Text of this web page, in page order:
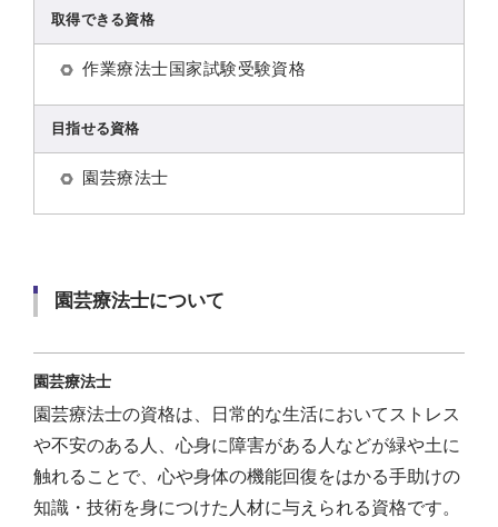
取得できる資格
作業療法士国家試験受験資格
目指せる資格
園芸療法士
園芸療法士について
園芸療法士
園芸療法士の資格は、日常的な生活においてストレス
や不安のある人、心身に障害がある人などが緑や土に
触れることで、心や身体の機能回復をはかる手助けの
知識・技術を身につけた人材に与えられる資格です。